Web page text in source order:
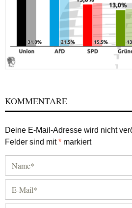
KOMMENTARE
Deine E-Mail-Adresse wird nicht
Felder sind mit* markiert